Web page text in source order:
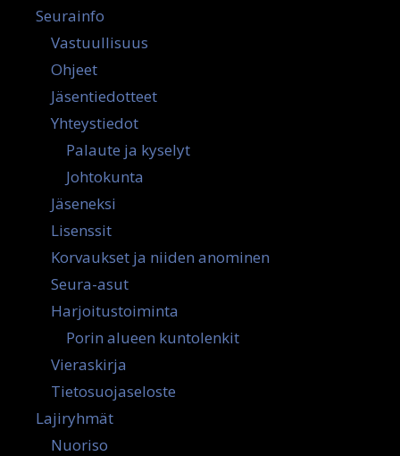
Seurainfo
Vastuullisuus
Ohjeet
Jäsentiedotteet
Yhteystiedot
Palaute ja kyselyt
Johtokunta
Jäseneksi
Lisenssit
Korvaukset ja niiden anominen
Seura-asut
Harjoitustoiminta
Porin alueen kuntolenkit
Vieraskirja
Tietosuojaseloste
Lajiryhmät
Nuoriso